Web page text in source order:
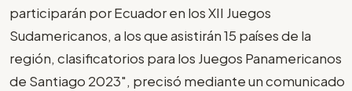
participarán por Ecuador en los XII Juegos
Sudamericanos, a los que asistirán 15 países de la
región, clasificatorios para los Juegos Panamericanos
de Santiago 2023", precisó mediante un comunicado